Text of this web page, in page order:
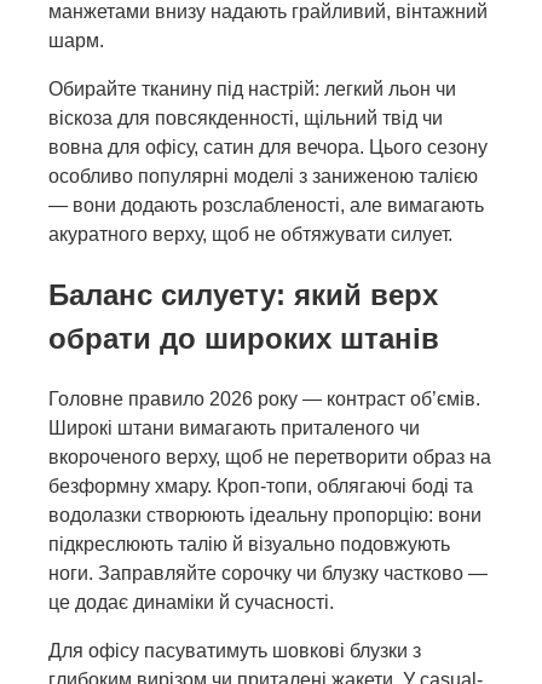
манжетами внизу надають грайливий, вінтажний
шарм.
Обирайте тканину під настрій: легкий льон чи
віскоза для повсякденності, щільний твід чи
вовна для офісу, сатин для вечора. Цього сезону
особливо популярні моделі з заниженою талією
— вони додають розслабленості, але вимагають
акуратного верху, щоб не обтяжувати силует.
Баланс силуету: який верх
обрати до широких штанів
Головне правило 2026 року — контраст об’ємів.
Широкі штани вимагають приталеного чи
вкороченого верху, щоб не перетворити образ на
безформну хмару. Кроп-топи, облягаючі боді та
водолазки створюють ідеальну пропорцію: вони
підкреслюють талію й візуально подовжують
ноги. Заправляйте сорочку чи блузку частково —
це додає динаміки й сучасності.
Для офісу пасуватимуть шовкові блузки з
глибоким вирізом чи приталені жакети. У casual-